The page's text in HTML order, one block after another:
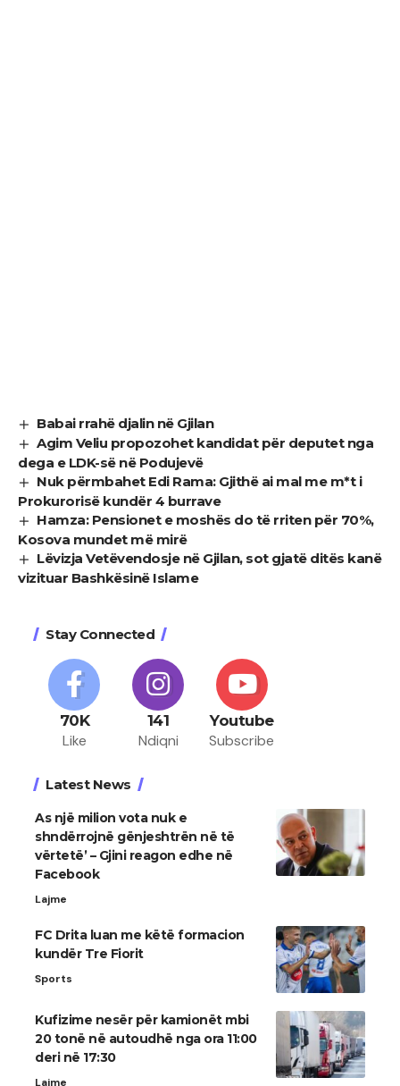
Babai rrahë djalin në Gjilan
Agim Veliu propozohet kandidat për deputet nga
dega e LDK-së në Podujevë
Nuk përmbahet Edi Rama: Gjithë ai mal me m*t i
Prokurorisë kundër 4 burrave
Hamza: Pensionet e moshës do të rriten për 70%,
Kosova mundet më mirë
Lëvizja Vetëvendosje në Gjilan, sot gjatë ditës kanë
vizituar Bashkësinë Islame
Stay Connected
70K
Like
141
Ndiqni
Youtube
Subscribe
Latest News
As një milion vota nuk e
shndërrojnë gënjeshtrën në të
vërtetë’ – Gjini reagon edhe në
Facebook
Lajme
FC Drita luan me këtë formacion
kundër Tre Fiorit
Sports
Kufizime nesër për kamionët mbi
20 tonë në autoudhë nga ora 11:00
deri në 17:30
Lajme